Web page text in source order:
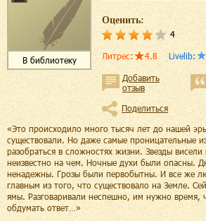
В библиотеку
Оценить:
4
Литрес: 4.8 Livelib:
Добавить
отзыв
Поделиться
«Это происходило много тысяч лет до нашей
существовали. Но даже самые проницательные
разобраться в сложностях жизни. Звезды
неизвестно на чем. Ночные духи были опасны.
ненадежны. Грозы были первобытны. И все же
главным из того, что существовало на Земле.
ямы. Разговаривали неспешно, им нужно время,
обдумать ответ…»